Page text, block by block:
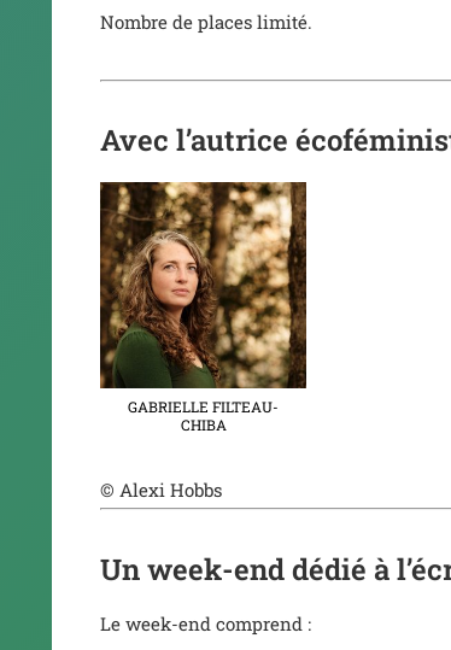
Nombre de places limité.
Avec l’autrice
GABRIELLE FILTEAU-
CHIBA
© Alexi Hobbs
Un week-end dédié à
Le week-end comprend :